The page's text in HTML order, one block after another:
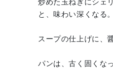
と、味わい深くなる。
スープの仕上げに、